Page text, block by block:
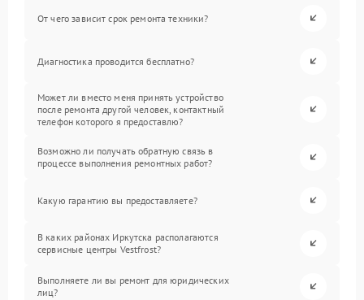
От чего зависит срок ремонта техники?
Диагностика проводится бесплатно?
Может ли вместо меня принять устройство
после ремонта другой человек, контактный
телефон которого я предоставлю?
Возможно ли получать обратную связь в
процессе выполнения ремонтных работ?
Какую гарантию вы предоставляете?
В каких районах Иркутска располагаются
сервисные центры Vestfrost?
Выполняете ли вы ремонт для юридических
лиц?